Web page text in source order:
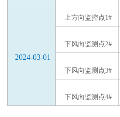
2024-03-01
上方向监控点1#
下风向 监测点2#
下风向 监测点3#
下风向 监测点4#